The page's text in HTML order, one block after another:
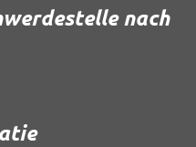
nach